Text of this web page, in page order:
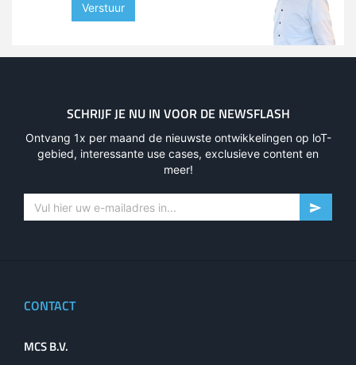
Verstuur
SCHRIJF JE NU IN VOOR DE NEWSFLASH
Ontvang 1x per maand de nieuwste ontwikkelingen op loT-
gebied, interessante use cases, exclusieve content en
meer!
CONTACT
MCS B.V.